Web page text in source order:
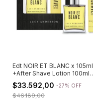
Edt NOIR ET BLANC x 105ml
+After Shave Lotion 100ml
LUCY ANDERSON
$33.592,00 -27% OFF
$46.189,00